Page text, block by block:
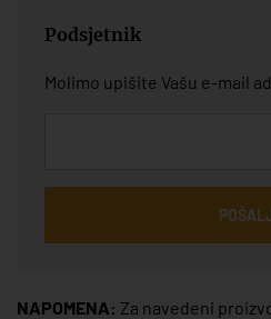
Podsjetnik
Molimo upišite Vašu e-mail
NAPOMENA: Za navedeni